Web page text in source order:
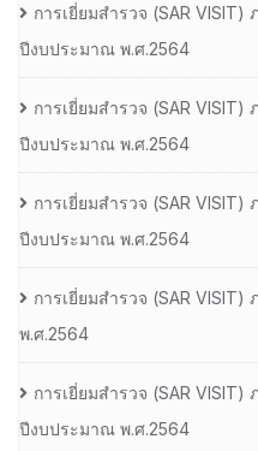
การเยี่ยมสํารวจ (SAR
ปีงบประมาณ พ.ศ.2564
การเยี่ยมสํารวจ (SAR
ปีงบประมาณ พ.ศ.2564
การเยี่ยมสํารวจ (SAR
ปีงบประมาณ พ.ศ.2564
การเยี่ยมสํารวจ (SAR
พ.ศ.2564
การเยี่ยมสํารวจ (SAR
ปีงบประมาณ พ.ศ.2564